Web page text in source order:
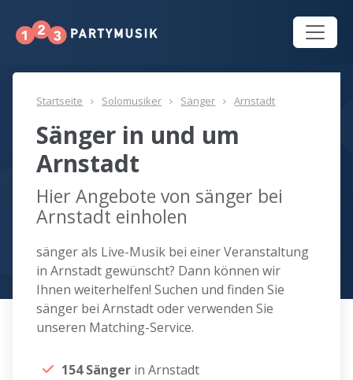
Startseite Solomusiker Sänger Arnstadt
Sänger in und um
Arnstadt
Hier Angebote von sänger bei
Arnstadt einholen
sänger als Live-Musik bei einer Veranstaltung
in Arnstadt gewünscht? Dann können wir
Ihnen weiterhelfen! Suchen und finden Sie
sänger bei Arnstadt oder verwenden Sie
unseren Matching-Service.
154 Sänger in Arnstadt